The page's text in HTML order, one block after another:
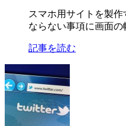
スマホ用サイトを製
ならない事項に画面
記事を読む